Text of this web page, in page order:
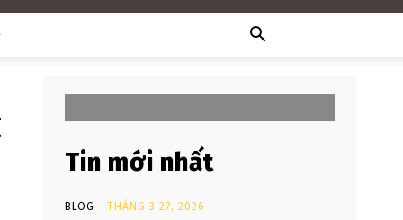
Tin mới nhất
BLOG THÁNG 3 27, 2026